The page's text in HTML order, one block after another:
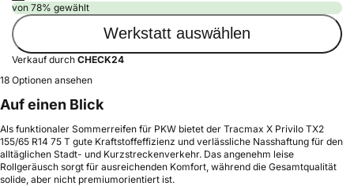
von 78% gewählt
Werkstatt auswählen
Verkauf durch CHECK24
18 Optionen ansehen
Auf einen Blick
Als funktionaler Sommerreifen für PKW bietet der Tracmax X Privilo TX2
155/65 R14 75 T gute Kraftstoffeffizienz und verlässliche Nasshaftung für den
alltäglichen Stadt- und Kurzstreckenverkehr. Das angenehm leise
Rollgeräusch sorgt für ausreichenden Komfort, während die Gesamtqualität
solide, aber nicht premiumorientiert ist.